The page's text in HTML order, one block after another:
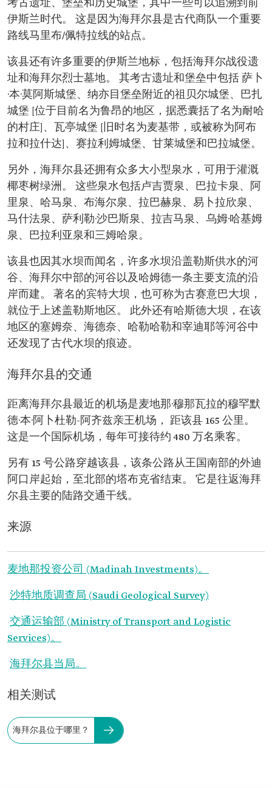
考古遗址、堡垒和历史城堡，其中一些可以追溯到前
伊斯兰时代。 这是因为海拜尔县是古代商队一个重要
路线马里布/佩特拉线的站点。
该县还有许多重要的伊斯兰地标，包括海拜尔战役遗
址和海拜尔烈士墓地。 其考古遗址和堡垒中包括 萨卜
·本·莫阿斯城堡、纳亦目堡垒附近的祖贝尔城堡、巴扎
城堡 [位于目前名为鲁昂的地区，据悉囊括了名为耐哈
的村庄]、瓦亭城堡 [旧时名为麦基带，或被称为阿布
拉和拉什达]、赛拉利姆城堡、甘莱城堡和巴拉城堡。
另外，海拜尔县还拥有众多大小型泉水，可用于灌溉
椰枣树绿洲。 这些泉水包括卢吉贾泉、巴拉卡泉、阿
里泉、哈马泉、布海尔泉、拉巴赫泉、易卜拉欣泉、
马什法泉、萨利勒·沙巴斯泉、拉吉马泉、乌姆·哈基姆
泉、巴拉利亚泉和三姆哈泉。
该县也因其水坝而闻名，许多水坝沿盖勒斯供水的河
谷、海拜尔中部的河谷以及哈姆德一条主要支流的沿
岸而建。 著名的宾特大坝，也可称为古赛意巴大坝，
就位于上述盖勒斯地区。 此外还有哈斯德大坝，在该
地区的塞姆奈、海德奈、哈勒哈勒和宰迪耶等河谷中
还发现了古代水坝的痕迹。
海拜尔县的交通
距离海拜尔县最近的机场是麦地那·穆那瓦拉的穆罕默
德·本·阿卜杜勒-阿齐兹亲王机场， 距该县 165 公里。
这是一个国际机场，每年可接待约 480 万名乘客。
另有 15 号公路穿越该县，该条公路从王国南部的外迪
阿口岸起始，至北部的塔布克省结束。 它是往返海拜
尔县主要的陆路交通干线。
来源
麦地那投资公司 (Madinah Investments)。
沙特地质调查局 (Saudi Geological Survey)
交通运输部 (Ministry of Transport and Logistic
Services)。
海拜尔县当局。
相关测试
海拜尔县位于哪里？